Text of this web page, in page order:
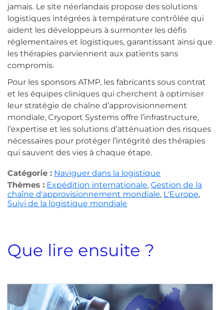
jamais. Le site néerlandais propose des solutions
logistiques intégrées à température contrôlée qui
aident les développeurs à surmonter les défis
réglementaires et logistiques, garantissant ainsi que
les thérapies parviennent aux patients sans
compromis.
Pour les sponsors ATMP, les fabricants sous contrat
et les équipes cliniques qui cherchent à optimiser
leur stratégie de chaîne d’approvisionnement
mondiale, Cryoport Systems offre l’infrastructure,
l’expertise et les solutions d’atténuation des risques
nécessaires pour protéger l’intégrité des thérapies
qui sauvent des vies à chaque étape.
Catégorie : Naviguer dans la logistique
Thèmes : Expédition internationale, Gestion de la
chaîne d'approvisionnement mondiale, L'Europe,
Suivi de la logistique mondiale
Que lire ensuite ?